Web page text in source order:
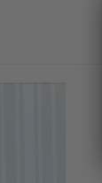
der
ist
robusten